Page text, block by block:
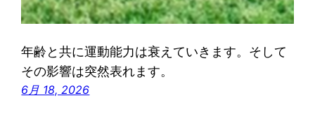
年齢と共に運動能力は衰えていきます。そして
その影響は突然表れます。
6月 18, 2026